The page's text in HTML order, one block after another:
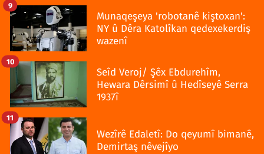
Munaqeşeya 'robotanê kiştoxan':
NY û Dêra Katolîkan qedexekerdiş
wazenî
9
Seîd Veroj/ Şêx Ebdurehîm,
Hewara Dêrsimî û Hedîseyê Serra
1937î
10
Wezîrê Edaletî: Do qeyumî bimanê,
Demirtaş nêvejîyo
11